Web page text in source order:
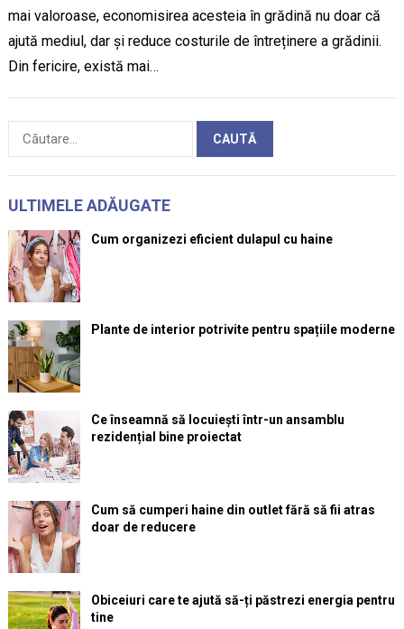
mai valoroase, economisirea acesteia în grădină nu doar că
ajută mediul, dar și reduce costurile de întreținere a grădinii.
Din fericire, există mai…
Caută
după:
ULTIMELE ADĂUGATE
Cum organizezi eficient dulapul cu haine
Plante de interior potrivite pentru spațiile moderne
Ce înseamnă să locuiești într-un ansamblu
rezidențial bine proiectat
Cum să cumperi haine din outlet fără să fii atras
doar de reducere
Obiceiuri care te ajută să-ți păstrezi energia pentru
tine